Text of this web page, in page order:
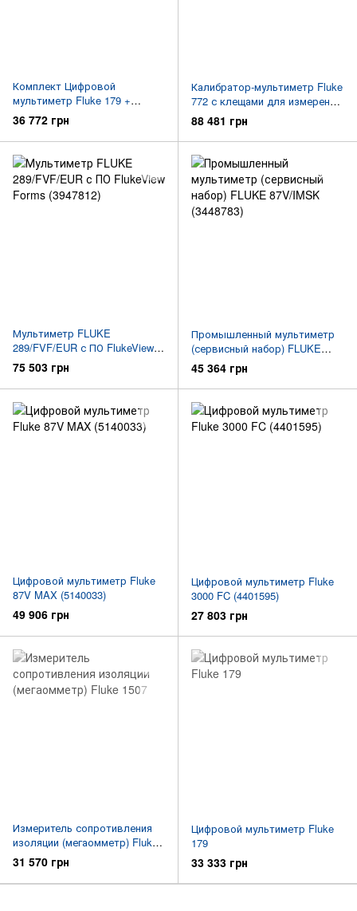
Комплект Цифровой
мультиметр Fluke 179 +
Измерительный набор Fluke
EDA2 (3947719)
36 772 грн
Калибратор-мультиметр Fluke
772 с клещами для измерения
малых токов (3362352)
88 481 грн
Мультиметр FLUKE
289/FVF/EUR с ПО FlukeView
Forms (3947812)
75 503 грн
Промышленный мультиметр
(сервисный набор) FLUKE
87V/IMSK (3448783)
45 364 грн
Цифровой мультиметр Fluke
87V MAX (5140033)
49 906 грн
Цифровой мультиметр Fluke
3000 FC (4401595)
27 803 грн
Измеритель сопротивления
изоляции (мегаомметр) Fluke
1507
31 570 грн
Цифровой мультиметр Fluke
179
33 333 грн